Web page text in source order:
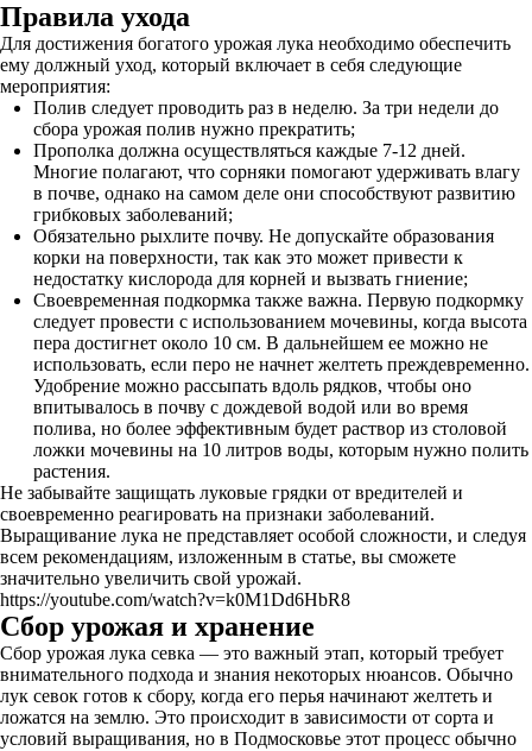
Правила ухода
Для достижения богатого урожая лука необходимо обеспечить
ему должный уход, который включает в себя следующие
мероприятия:
Полив следует проводить раз в неделю. За три недели до
сбора урожая полив нужно прекратить;
Прополка должна осуществляться каждые 7-12 дней.
Многие полагают, что сорняки помогают удерживать влагу
в почве, однако на самом деле они способствуют развитию
грибковых заболеваний;
Обязательно рыхлите почву. Не допускайте образования
корки на поверхности, так как это может привести к
недостатку кислорода для корней и вызвать гниение;
Своевременная подкормка также важна. Первую подкормку
следует провести с использованием мочевины, когда высота
пера достигнет около 10 см. В дальнейшем ее можно не
использовать, если перо не начнет желтеть преждевременно.
Удобрение можно рассыпать вдоль рядков, чтобы оно
впитывалось в почву с дождевой водой или во время
полива, но более эффективным будет раствор из столовой
ложки мочевины на 10 литров воды, которым нужно полить
растения.
Не забывайте защищать луковые грядки от вредителей и
своевременно реагировать на признаки заболеваний.
Выращивание лука не представляет особой сложности, и следуя
всем рекомендациям, изложенным в статье, вы сможете
значительно увеличить свой урожай.
https://youtube.com/watch?v=k0M1Dd6HbR8
Сбор урожая и хранение
Сбор урожая лука севка — это важный этап, который требует
внимательного подхода и знания некоторых нюансов. Обычно
лук севок готов к сбору, когда его перья начинают желтеть и
ложатся на землю. Это происходит в зависимости от сорта и
условий выращивания, но в Подмосковье этот процесс обычно